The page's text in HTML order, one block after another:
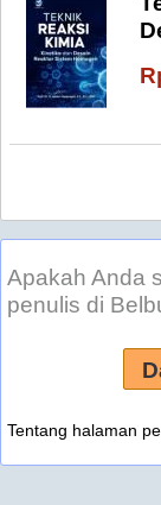
Apakah Anda
penulis di
Tentang halaman